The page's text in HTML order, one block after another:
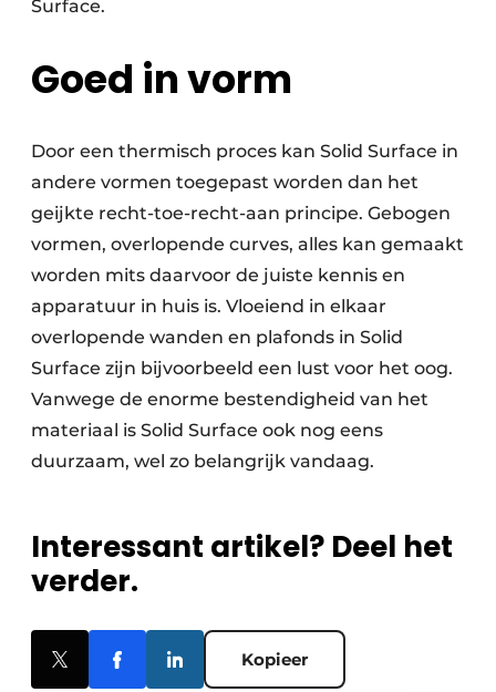
Surface.
Goed in vorm
Door een thermisch proces kan Solid Surface in
andere vormen toegepast worden dan het
geijkte recht-toe-recht-aan principe. Gebogen
vormen, overlopende curves, alles kan gemaakt
worden mits daarvoor de juiste kennis en
apparatuur in huis is. Vloeiend in elkaar
overlopende wanden en plafonds in Solid
Surface zijn bijvoorbeeld een lust voor het oog.
Vanwege de enorme bestendigheid van het
materiaal is Solid Surface ook nog eens
duurzaam, wel zo belangrijk vandaag.
Interessant artikel? Deel het
verder.
Kopieer